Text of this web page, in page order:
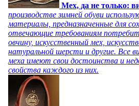
Мех, да не только:
производстве зимней обуви
материалы, предназначенные для
отвечающие требованиям
овчину, искусственный мех,
натуральной шерсти и другие. Все
меха имеют свои достоинства и
свойства каждого из них.